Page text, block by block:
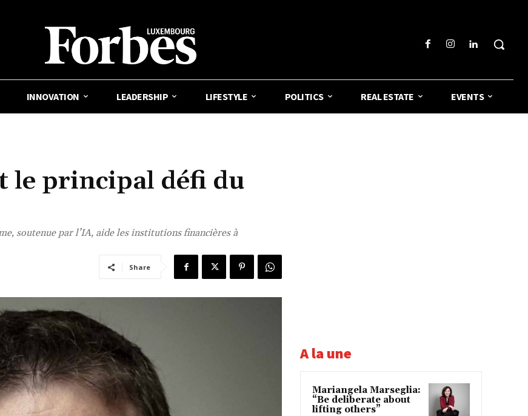
INNOVATION LEADERSHIP LIFESTYLE POLITICS REAL ESTATE EVENTS
le principal défi du
soutenue par l’IA, aide les institutions financières à
Share
A la une
Mariangela Marseglia:
“Be deliberate about
lifting others”